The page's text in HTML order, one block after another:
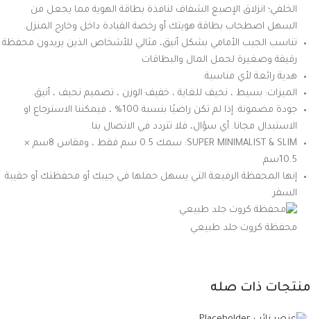
الخلفي؛ انزلاق الإصبع الشفاف لنافذة بطاقة الهوية مما يجعل من
السهل اصطحاب بطاقة هويتك أو رخصة القيادة داخل وخارج المنزل.
تناسب الجيب الأمامي بشكل أنيق، مثالي للأشخاص الذين يريدون محفظة
رقيقة وصغيرة لحمل المال والبطاقات
هدية رائعة لأي مناسبة.
الميزات: بسيط ، نحيف للغاية ، خفيف الوزن ، تصميم نحيف ، أنيق.
جودة مضمونة: إذا لم تكن راضيًا بنسبة 100% ، فيمكننا الاسترجاع او
الاستبدال مجانا. أي سؤال، فلا تتردد في الاتصال بنا.
SUPER MINIMALIST & SLIM: سمك 0.5 سم فقط ، ومقاس 8سم ×
10.5سم.
إنها المحفظة الرفيعة التي يسهل حملها في جيبك أو محفظتك أو حقيبة
السفر
محفظة كروت جلد طبيعي
منتجات ذات صله